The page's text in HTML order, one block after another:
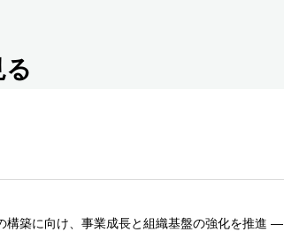
築に向け、事業成長と組織基盤の強化を推進 ―